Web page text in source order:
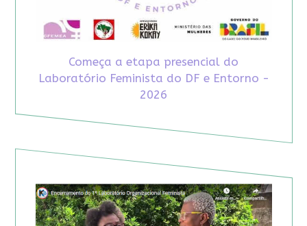
Começa a etapa presencial do
Laboratório Feminista do DF e Entorno -
2026